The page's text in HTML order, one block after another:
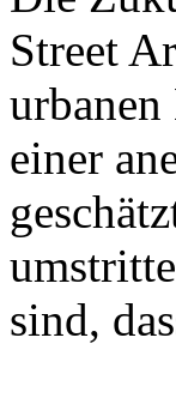
Street
einer
sind,